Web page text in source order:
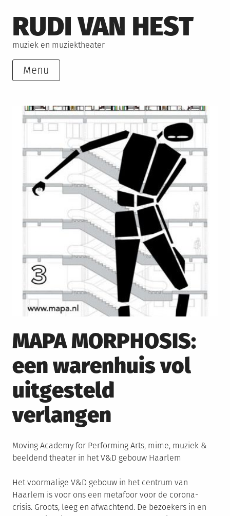
to
content
RUDI VAN HEST
muziek en muziektheater
Menu
MAPA MORPHOSIS:
een warenhuis vol
uitgesteld
verlangen
Posted
on
Moving Academy for Performing Arts, mime, muziek &
beeldend theater in het V&D gebouw Haarlem
Het voormalige V&D gebouw in het centrum van
Haarlem is voor ons een metafoor voor de corona-
crisis. Groots, leeg en afwachtend. De bezoekers in en